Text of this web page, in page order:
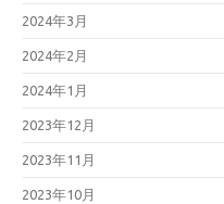
2024年3月
2024年2月
2024年1月
2023年12月
2023年11月
2023年10月